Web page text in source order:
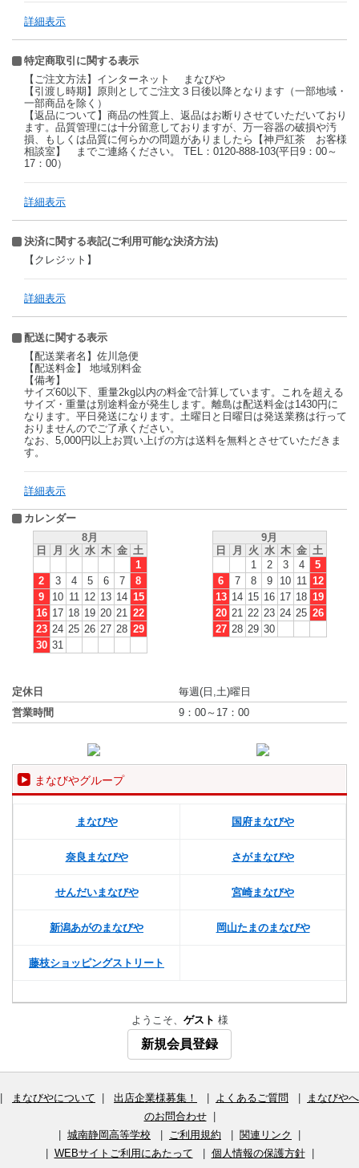
詳細表示
特定商取引に関する表示
【ご注文方法】インターネット まなびや
【引渡し時期】原則としてご注文３日後以降となります（一部地域・
一部商品を除く）
【返品について】商品の性質上、返品はお断りさせていただいており
ます。品質管理には十分留意しておりますが、万一容器の破損や汚
損、もしくは品質に何らかの問題がありましたら【神戸紅茶 お客様
相談室】 までご連絡ください。 TEL：0120-888-103(平日9：00～
17：00）
詳細表示
決済に関する表記(ご利用可能な決済方法)
【クレジット】
詳細表示
配送に関する表示
【配送業者名】佐川急便
【配送料金】 地域別料金
【備考】
サイズ60以下、重量2kg以内の料金で計算しています。これを超える
サイズ・重量は別途料金が発生します。離島は配送料金は1430円に
なります。平日発送になります。土曜日と日曜日は発送業務は行って
おりませんのでご了承ください。
なお、5,000円以上お買い上げの方は送料を無料とさせていただきま
す。
詳細表示
カレンダー
8月
日
月 火 水 木 金 土
1
2
3 4 5 6 7
8
9
10 11 12 13 14 15
16 17 18 19 20 21
22
23 24 25 26 27 28 29
30 31
9月
日
月 火 水 木 金 土
1
2 3 4
5
6
7 8 9 10 11
12
13 14 15 16 17 18 19
20 21 22 23 24 25 26
27 28 29 30
定休日
毎週(日,土)曜日
営業時間
9：00～17：00
まなびやグループ
まなびや 国府まなびや
奈良まなびや さがまなびや
せんだいまなびや 宮崎まなびや
新潟あがのまなびや 岡山たまのまなびや
藤枝ショッピングストリート
ようこそ、 ゲスト 様
新規会員登録
まなびやについて 出店企業様募集！ よくあるご質問
まなびやへ
のお問合わせ|
城南静岡高等学校 ご利用規約 関連リンク
WEBサイトご利用にあたって 個人情報の保護方針|